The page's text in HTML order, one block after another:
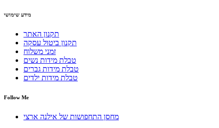
מידע שימושי
תקנון האתר
תקנון ביטול עסקה
זמני משלוח
טבלת מידות נשים
טבלת מידות גברים
טבלת מידות ילדים
Follow Me
מחסן התחפושות של אילנה ארצי